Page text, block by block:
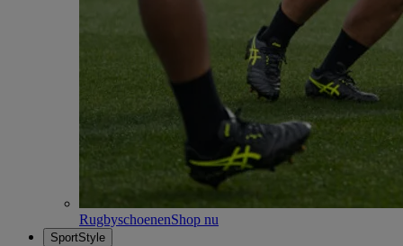
RugbyschoenenShop nu
SportStyle